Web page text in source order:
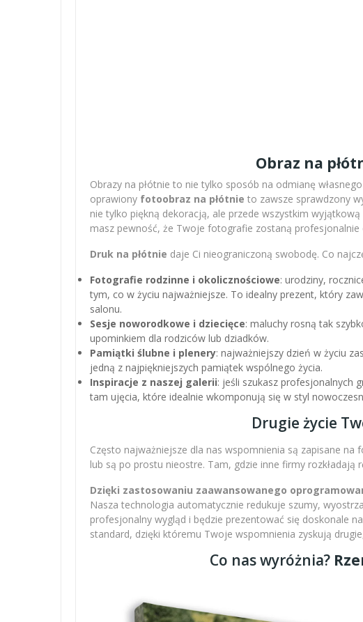
Obraz na
Obrazy na płótnie to nie tylko sposób na odmianę
oprawiony fotoobraz na płótnie to zawsze sprawdzony
nie tylko piękną dekoracją, ale przede wszystkim
masz pewność, że Twoje fotografie zostaną
Druk na płótnie daje Ci nieograniczoną swobodę. Co
Fotografie rodzinne i okolicznościowe: urodziny,
tym, co w życiu najważniejsze. To idealny prezent, który
salonu.
Sesje noworodkowe i dziecięce: maluchy rosną tak
upominkiem dla rodziców lub dziadków.
Pamiątki ślubne i plenery: najważniejszy dzień w życiu
jedną z najpiękniejszych pamiątek wspólnego życia.
Inspiracje z naszej galerii: jeśli szukasz profesjonalnych
tam ujęcia, które idealnie wkomponują się w styl
Drugie życie
Często najważniejsze dla nas wspomnienia są zapisane
lub są po prostu nieostre. Tam, gdzie inne firmy
Dzięki zastosowaniu zaawansowanego
Nasza technologia automatycznie redukuje szumy,
profesjonalny wygląd i będzie prezentować się doskonale
standard, dzięki któremu Twoje wspomnienia zyskują
Co nas wyróżnia?